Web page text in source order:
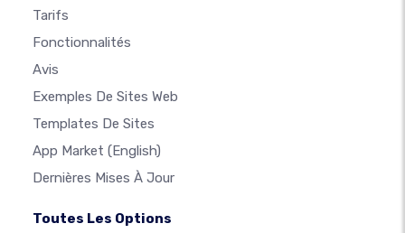
Tarifs
Fonctionnalités
Avis
Exemples De Sites Web
Templates De Sites
App Market (English)
Dernières Mises À Jour
Toutes Les Options